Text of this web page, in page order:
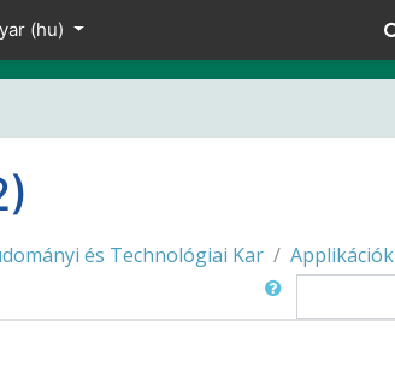
‎(hu)‎
és Technológiai Kar Applikációk
Keresés